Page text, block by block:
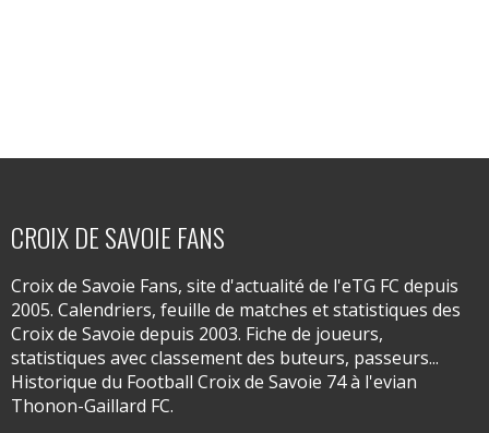
CROIX DE SAVOIE FANS
Croix de Savoie Fans, site d'actualité de l'eTG FC depuis
2005. Calendriers, feuille de matches et statistiques des
Croix de Savoie depuis 2003. Fiche de joueurs,
statistiques avec classement des buteurs, passeurs...
Historique du Football Croix de Savoie 74 à l'evian
Thonon-Gaillard FC.